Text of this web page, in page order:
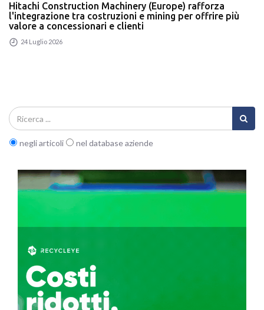
Hitachi Construction Machinery (Europe) rafforza
l'integrazione tra costruzioni e mining per offrire più
valore a concessionari e clienti
24 Luglio 2026
negli articoli nel database aziende